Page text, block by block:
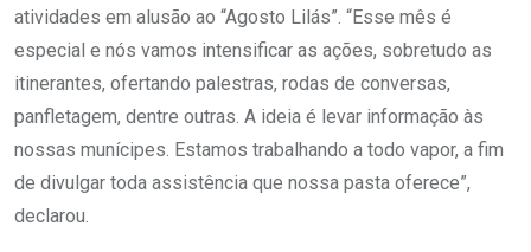
atividades em alusão ao “Agosto Lilás”. “Esse mês é
especial e nós vamos intensificar as ações, sobretudo as
itinerantes, ofertando palestras, rodas de conversas,
panfletagem, dentre outras. A ideia é levar informação às
nossas munícipes. Estamos trabalhando a todo vapor, a fim
de divulgar toda assistência que nossa pasta oferece”,
declarou.